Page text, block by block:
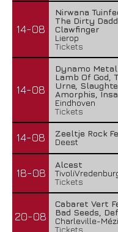
14-08
Nirwana
The Dirty
Clawfinger
Lierop
Tickets
14-08
Dynamo
Lamb Of God,
Urne,
Amorphis,
Eindhoven
Tickets
14-08
Zeeltje Rock
Deest
18-08
Alcest
Tickets
20-08
Cabaret Vert
Bad Seeds,
Charleville-
Tickets